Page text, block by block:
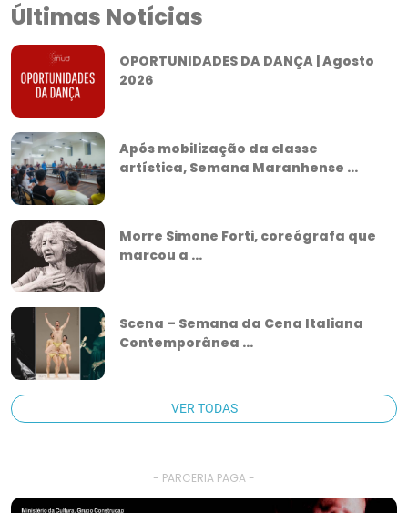
Últimas Notícias
OPORTUNIDADES DA DANÇA | Agosto
2026
Após mobilização da classe
artística, Semana Maranhense ...
Morre Simone Forti, coreógrafa que
marcou a ...
Scena – Semana da Cena Italiana
Contemporânea ...
VER TODAS
- PARCERIA PAGA -